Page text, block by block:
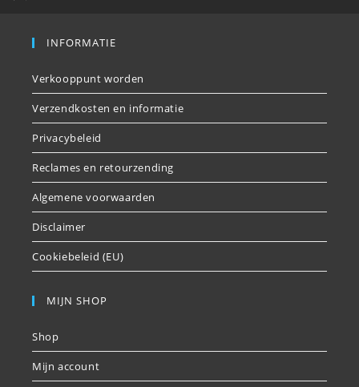
INFORMATIE
Verkooppunt worden
Verzendkosten en informatie
Privacybeleid
Reclames en retourzending
Algemene voorwaarden
Disclaimer
Cookiebeleid (EU)
MIJN SHOP
Shop
Mijn account